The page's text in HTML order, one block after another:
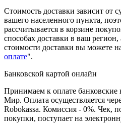
Стоимость доставки зависит от
вашего населенного пункта,
рассчитывается в корзине
способах доставки в ваш
стоимости доставки вы можете
оплате".
Банковской картой онлайн
Принимаем к оплате банковские
Мир. Оплата осуществляется
Robokassa. Комиссия - 0%. Чек,
покупки, поступает на